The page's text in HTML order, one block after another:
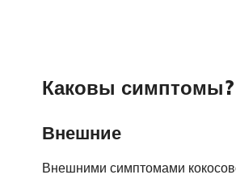
Каковы симптомы?
Внешние
Внешними симптомами